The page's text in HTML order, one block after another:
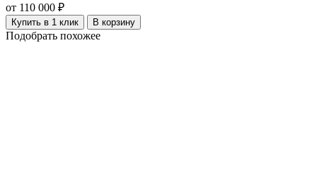
от 110 000 ₽
Купить в 1 клик В корзину
Подобрать похожее